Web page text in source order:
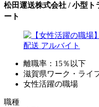
松田運送株式会社 / 小型
ート
離職率：15％以下
滋賀県ワーク・ライ
女性活躍の職場
職種